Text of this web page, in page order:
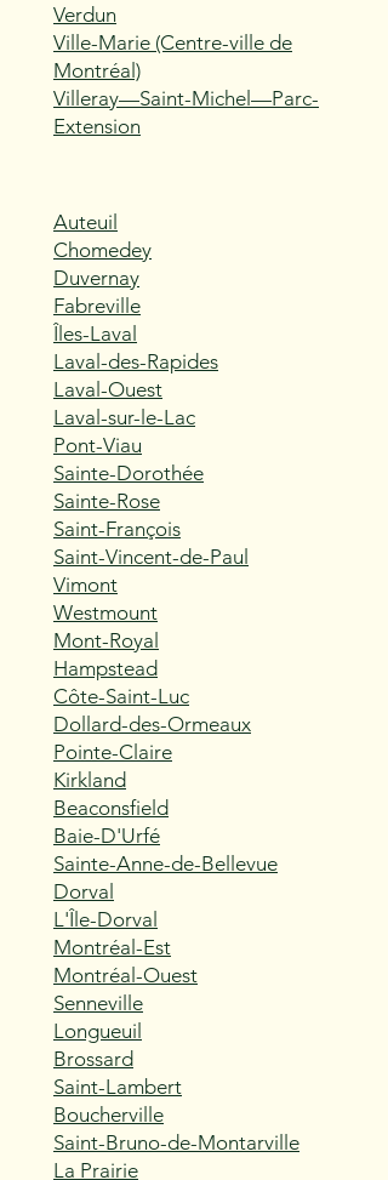
Verdun
Ville-Marie (Centre-ville de
Montréal)
Villeray—Saint-Michel—Parc-
Extension
Auteuil
Chomedey
Duvernay
Fabreville
Îles-Laval
Laval-des-Rapides
Laval-Ouest
Laval-sur-le-Lac
Pont-Viau
Sainte-Dorothée
Sainte-Rose
Saint-François
Saint-Vincent-de-Paul
Vimont
Westmount
Mont-Royal
Hampstead
Côte-Saint-Luc
Dollard-des-Ormeaux
Pointe-Claire
Kirkland
Beaconsfield
Baie-D'Urfé
Sainte-Anne-de-Bellevue
Dorval
L'Île-Dorval
Montréal-Est
Montréal-Ouest
Senneville
Longueuil
Brossard
Saint-Lambert
Boucherville
Saint-Bruno-de-Montarville
La Prairie